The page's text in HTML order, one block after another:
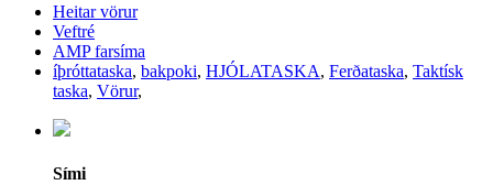
Heitar vörur
Veftré
AMP farsíma
íþróttataska, bakpoki, HJÓLATASKA, Ferðataska, Taktísk
taska, Vörur,
Sími